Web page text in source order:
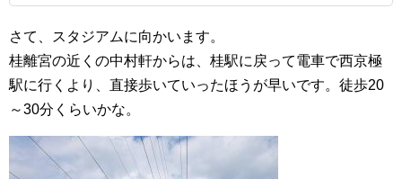
さて、スタジアムに向かいます。
桂離宮の近くの中村軒からは、桂駅に戻って電車で西京極
駅に行くより、直接歩いていったほうが早いです。徒歩20
～30分くらいかな。